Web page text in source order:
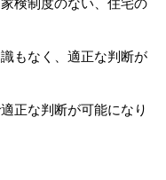
もなく、適正な判断が
正な判断が可能になり